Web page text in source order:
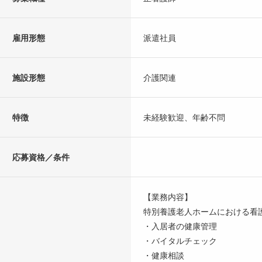
雇用形態 派遣社員
施設形態 介護関連
特徴 未経験歓迎、年齢不問
応募資格／条件
【業務内容】
特別養護老人ホームにおける看
・入居者の健康管理
・バイタルチェック
・健康相談